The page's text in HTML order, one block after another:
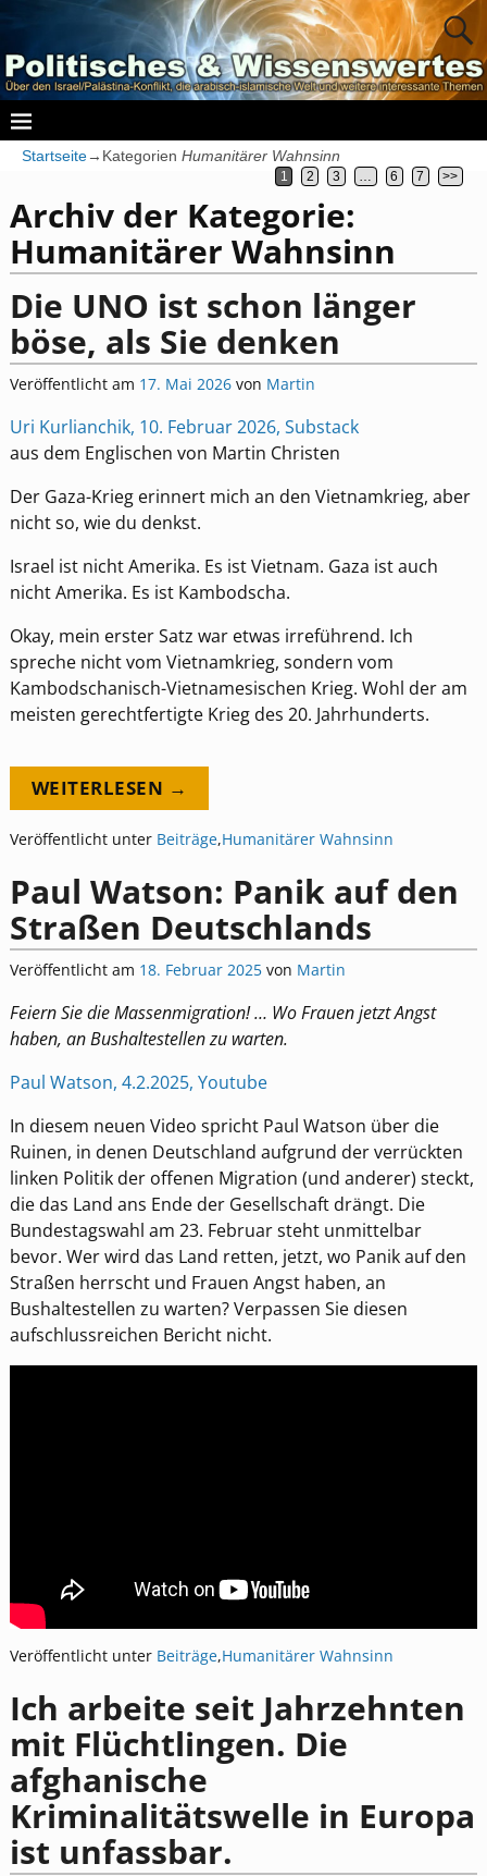
Startseite→Kategorien Humanitärer Wahnsinn
1 2 3 6 7 >>
Archiv der Kategorie:
Humanitärer Wahnsinn
Die UNO ist schon länger
böse, als Sie denken
Veröffentlicht am 17. Mai 2026 von Martin
Uri Kurlianchik, 10. Februar 2026, Substack
aus dem Englischen von Martin Christen
Der Gaza-Krieg erinnert mich an den Vietnamkrieg, aber
nicht so, wie du denkst.
Israel ist nicht Amerika. Es ist Vietnam. Gaza ist auch
nicht Amerika. Es ist Kambodscha.
Okay, mein erster Satz war etwas irreführend. Ich
spreche nicht vom Vietnamkrieg, sondern vom
Kambodschanisch-Vietnamesischen Krieg. Wohl der am
meisten gerechtfertigte Krieg des 20. Jahrhunderts.
WEITERLESEN →
Veröffentlicht unter Beiträge,Humanitärer Wahnsinn
Paul Watson: Panik auf den
Straßen Deutschlands
Veröffentlicht am 18. Februar 2025 von Martin
Feiern Sie die Massenmigration! … Wo Frauen jetzt Angst
haben, an Bushaltestellen zu warten.
Paul Watson, 4.2.2025, Youtube
In diesem neuen Video spricht Paul Watson über die
Ruinen, in denen Deutschland aufgrund der verrückten
linken Politik der offenen Migration (und anderer) steckt,
die das Land ans Ende der Gesellschaft drängt. Die
Bundestagswahl am 23. Februar steht unmittelbar
bevor. Wer wird das Land retten, jetzt, wo Panik auf den
Straßen herrscht und Frauen Angst haben, an
Bushaltestellen zu warten? Verpassen Sie diesen
aufschlussreichen Bericht nicht.
Veröffentlicht unter Beiträge,Humanitärer Wahnsinn
Ich arbeite seit Jahrzehnten
mit Flüchtlingen. Die
afghanische
Kriminalitätswelle in Europa
ist unfassbar.